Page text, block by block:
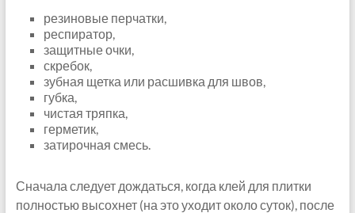
резиновые перчатки,
респиратор,
защитные очки,
скребок,
зубная щетка или расшивка для швов,
губка,
чистая тряпка,
герметик,
затирочная смесь.
Сначала следует дождаться, когда клей для плитки
полностью высохнет (на это уходит около суток), после